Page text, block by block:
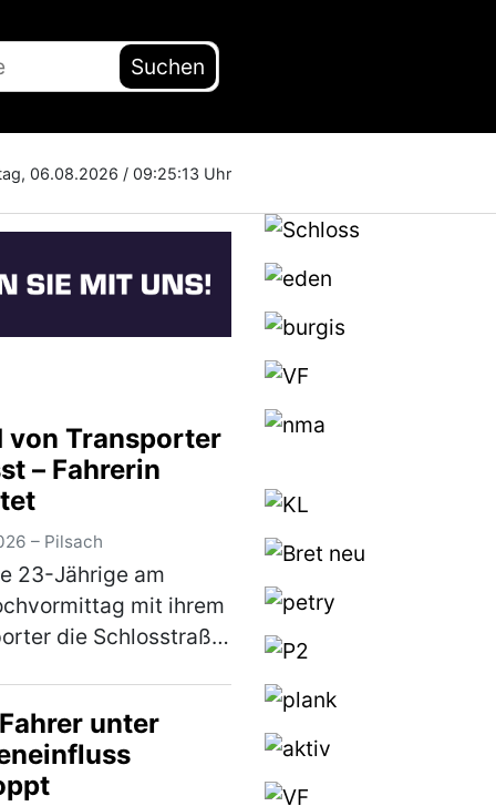
Suchen
06.08.2026 / 09:25:14 Uhr
von Transporter
– Fahrerin
– Pilsach
23-Jährige am
mit ihrem
die Schlosstraße
Dieser war mit
jährigen Besitzerin
…(mehr)
unter